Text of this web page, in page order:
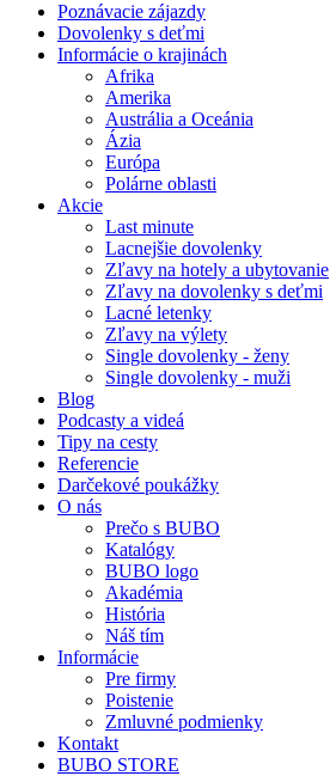
Poznávacie zájazdy
Dovolenky s deťmi
Informácie o krajinách
Afrika
Amerika
Austrália a Oceánia
Ázia
Európa
Polárne oblasti
Akcie
Last minute
Lacnejšie dovolenky
Zľavy na hotely a ubytovanie
Zľavy na dovolenky s deťmi
Lacné letenky
Zľavy na výlety
Single dovolenky - ženy
Single dovolenky - muži
Blog
Podcasty a videá
Tipy na cesty
Referencie
Darčekové poukážky
O nás
Prečo s BUBO
Katalógy
BUBO logo
Akadémia
História
Náš tím
Informácie
Pre firmy
Poistenie
Zmluvné podmienky
Kontakt
BUBO STORE